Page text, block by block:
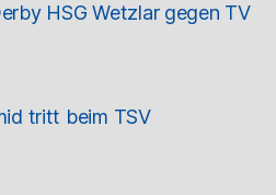
HSG Wetzlar gegen TV
tritt beim TSV